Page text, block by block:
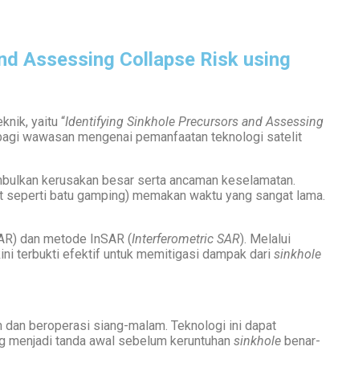
Assessing Collapse Risk using
yaitu “Identifying Sinkhole Precursors and Assessing
wawasan mengenai pemanfaatan teknologi satelit
kerusakan besar serta ancaman keselamatan.
batu gamping) memakan waktu yang sangat lama.
dan metode InSAR (Interferometric SAR). Melalui
terbukti efektif untuk memitigasi dampak dari sinkhole
beroperasi siang-malam. Teknologi ini dapat
tanda awal sebelum keruntuhan sinkhole benar-